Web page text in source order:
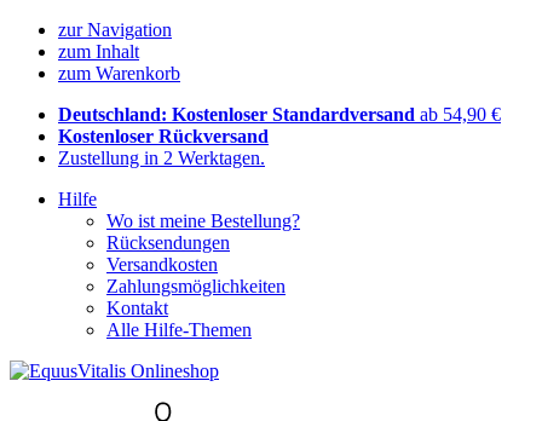
zur Navigation
zum Inhalt
zum Warenkorb
Deutschland: Kostenloser Standardversand ab 54,90 €
Kostenloser Rückversand
Zustellung in 2 Werktagen.
Hilfe
Wo ist meine Bestellung?
Rücksendungen
Versandkosten
Zahlungsmöglichkeiten
Kontakt
Alle Hilfe-Themen